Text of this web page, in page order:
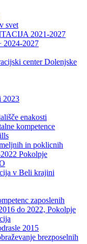
svet
2021-2027
2024-2027
center Dolenjske
2023
enakosti
kompetence
in poklicnih
Pokolpje
v Beli krajini
zaposlenih
do 2022, Pokolpje
2015
brezposelnih